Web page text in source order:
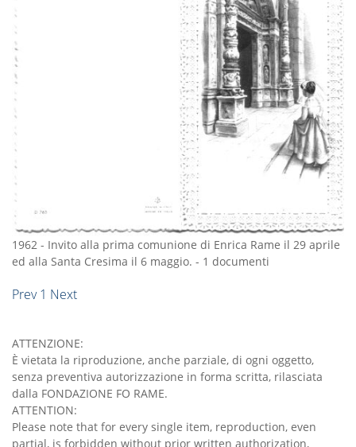
1962 - Invito alla prima comunione di Enrica Rame il 29 aprile
ed alla Santa Cresima il 6 maggio. - 1 documenti
Prev 1 Next
ATTENZIONE:
È vietata la riproduzione, anche parziale, di ogni oggetto,
senza preventiva autorizzazione in forma scritta, rilasciata
dalla FONDAZIONE FO RAME.
ATTENTION:
Please note that for every single item, reproduction, even
partial, is forbidden without prior written authorization,